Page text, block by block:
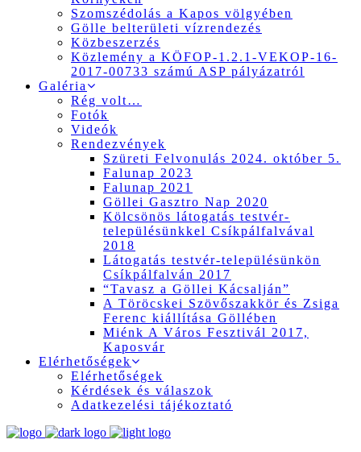
Szomszédolás a Kapos völgyében
Gölle belterületi vízrendezés
Közbeszerzés
Közlemény a KÖFOP-1.2.1-VEKOP-16-
2017-00733 számú ASP pályázatról
Galéria
Rég volt…
Fotók
Videók
Rendezvények
Szüreti Felvonulás 2024. október 5.
Falunap 2023
Falunap 2021
Göllei Gasztro Nap 2020
Kölcsönös látogatás testvér-
településünkkel Csíkpálfalvával
2018
Látogatás testvér-településünkön
Csíkpálfalván 2017
“Tavasz a Göllei Kácsalján”
A Töröcskei Szövőszakkör és Zsiga
Ferenc kiállítása Göllében
Miénk A Város Fesztivál 2017,
Kaposvár
Elérhetőségek
Elérhetőségek
Kérdések és válaszok
Adatkezelési tájékoztató